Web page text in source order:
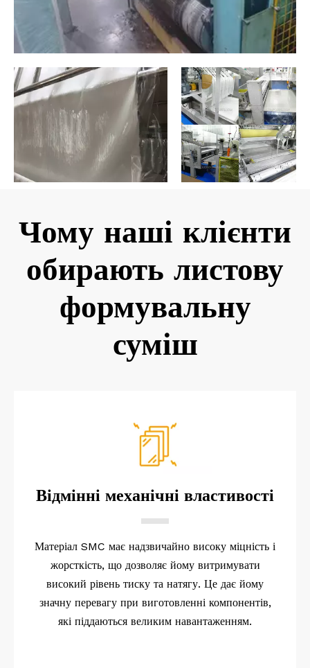
Чому наші клієнти
обирають листову
формувальну
суміш
Відмінні механічні властивості
Матеріал SMC має надзвичайно високу міцність і
жорсткість, що дозволяє йому витримувати
високий рівень тиску та натягу. Це дає йому
значну перевагу при виготовленні компонентів,
які піддаються великим навантаженням.